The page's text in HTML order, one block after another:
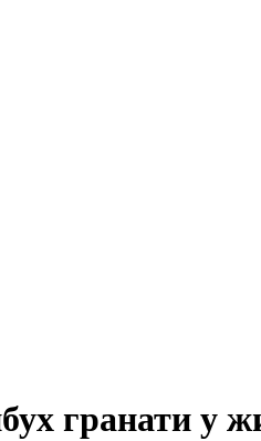
гранати у